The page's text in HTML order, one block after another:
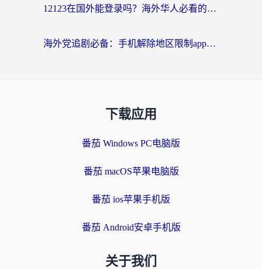
12123在国外能登录吗？海外华人必看的回国加速实用指南
海外党追剧必备：手机解除地区限制app怎么选？解决央视视频&国内剧地区限制全指南
下载应用
番茄 Windows PC电脑版
番茄 macOS苹果电脑版
番茄 ios苹果手机版
番茄 Android安卓手机版
关于我们